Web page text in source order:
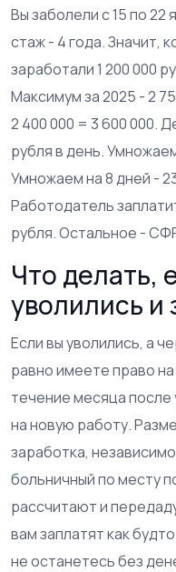
Вы заболели с 15 по 22
стаж - 4 года. Значит,
заработали 1 200 000
Максимум за 2025 - 2
2 400 000 = 3 600 000.
рубля в день.
Умножаем на 8 дней -
Работодатель
рубля. Остальное -
Что делать,
уволились и
Если вы уволились, а
равно имеете право
течение месяца после
на новую работу.
заработка,
больничный по месту
рассчитают и
вам заплатят как
не останетесь без